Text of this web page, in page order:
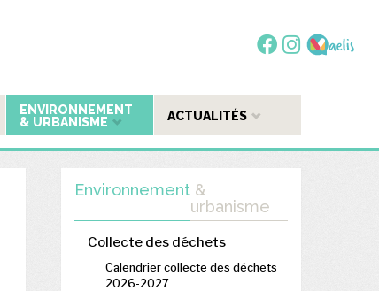
ENVIRONNEMENT
& URBANISME
ACTUALITÉS
Environnement&
urbanisme
Collecte des déchets
Calendrier collecte des déchets
2026-2027